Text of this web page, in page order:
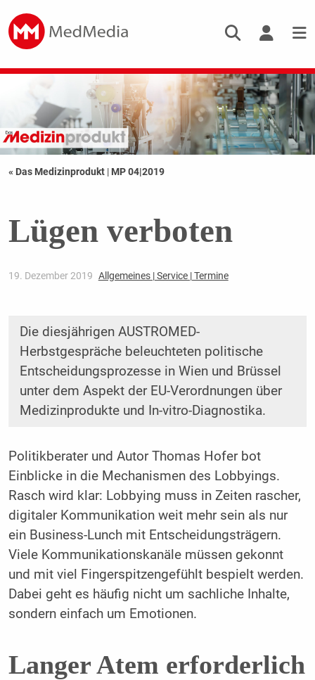
« Das Medizinprodukt | MP 04|2019
Lügen verboten
19. Dezember 2019 Allgemeines | Service | Termine
Die diesjährigen AUSTROMED-
Herbstgespräche beleuchteten politische
Entscheidungsprozesse in Wien und Brüssel
unter dem Aspekt der EU-Verordnungen über
Medizinprodukte und In-vitro-Diagnostika.
Politikberater und Autor Thomas Hofer bot
Einblicke in die Mechanismen des Lobbyings.
Rasch wird klar: Lobbying muss in Zeiten rascher,
digitaler Kommunikation weit mehr sein als nur
ein Business-Lunch mit Entscheidungsträgern.
Viele Kommunikationskanäle müssen gekonnt
und mit viel Fingerspitzengefühlt bespielt werden.
Dabei geht es häufig nicht um sachliche Inhalte,
sondern einfach um Emotionen.
Langer Atem erforderlich